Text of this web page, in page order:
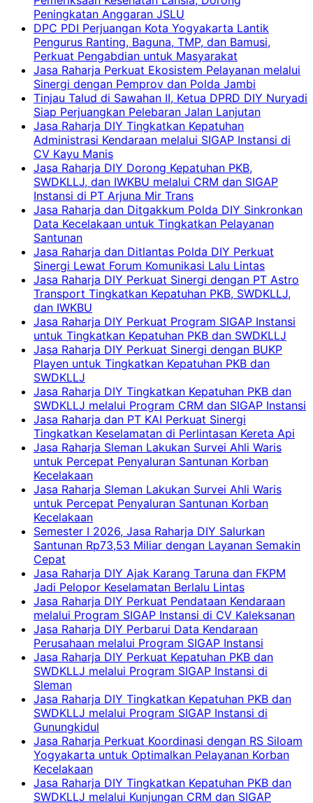
Peningkatan Anggaran JSLU
DPC PDI Perjuangan Kota Yogyakarta Lantik
Pengurus Ranting, Baguna, TMP, dan Bamusi,
Perkuat Pengabdian untuk Masyarakat
Jasa Raharja Perkuat Ekosistem Pelayanan melalui
Sinergi dengan Pemprov dan Polda Jambi
Tinjau Talud di Sawahan II, Ketua DPRD DIY Nuryadi
Siap Perjuangkan Pelebaran Jalan Lanjutan
Jasa Raharja DIY Tingkatkan Kepatuhan
Administrasi Kendaraan melalui SIGAP Instansi di
CV Kayu Manis
Jasa Raharja DIY Dorong Kepatuhan PKB,
SWDKLLJ, dan IWKBU melalui CRM dan SIGAP
Instansi di PT Arjuna Mir Trans
Jasa Raharja dan Ditgakkum Polda DIY Sinkronkan
Data Kecelakaan untuk Tingkatkan Pelayanan
Santunan
Jasa Raharja dan Ditlantas Polda DIY Perkuat
Sinergi Lewat Forum Komunikasi Lalu Lintas
Jasa Raharja DIY Perkuat Sinergi dengan PT Astro
Transport Tingkatkan Kepatuhan PKB, SWDKLLJ,
dan IWKBU
Jasa Raharja DIY Perkuat Program SIGAP Instansi
untuk Tingkatkan Kepatuhan PKB dan SWDKLLJ
Jasa Raharja DIY Perkuat Sinergi dengan BUKP
Playen untuk Tingkatkan Kepatuhan PKB dan
SWDKLLJ
Jasa Raharja DIY Tingkatkan Kepatuhan PKB dan
SWDKLLJ melalui Program CRM dan SIGAP Instansi
Jasa Raharja dan PT KAI Perkuat Sinergi
Tingkatkan Keselamatan di Perlintasan Kereta Api
Jasa Raharja Sleman Lakukan Survei Ahli Waris
untuk Percepat Penyaluran Santunan Korban
Kecelakaan
Jasa Raharja Sleman Lakukan Survei Ahli Waris
untuk Percepat Penyaluran Santunan Korban
Kecelakaan
Semester I 2026, Jasa Raharja DIY Salurkan
Santunan Rp73,53 Miliar dengan Layanan Semakin
Cepat
Jasa Raharja DIY Ajak Karang Taruna dan FKPM
Jadi Pelopor Keselamatan Berlalu Lintas
Jasa Raharja DIY Perkuat Pendataan Kendaraan
melalui Program SIGAP Instansi di CV Kaleksanan
Jasa Raharja DIY Perbarui Data Kendaraan
Perusahaan melalui Program SIGAP Instansi
Jasa Raharja DIY Perkuat Kepatuhan PKB dan
SWDKLLJ melalui Program SIGAP Instansi di
Sleman
Jasa Raharja DIY Tingkatkan Kepatuhan PKB dan
SWDKLLJ melalui Program SIGAP Instansi di
Gunungkidul
Jasa Raharja Perkuat Koordinasi dengan RS Siloam
Yogyakarta untuk Optimalkan Pelayanan Korban
Kecelakaan
Jasa Raharja DIY Tingkatkan Kepatuhan PKB dan
SWDKLLJ melalui Kunjungan CRM dan SIGAP